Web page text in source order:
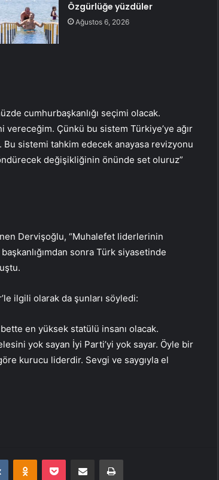
Özgürlüğe yüzdüler
Ağustos 6, 2026
cumhurbaşkanlığı seçimi olacak.
Çünkü bu sistem Türkiye’ye ağır
sistemi tahkim edecek anayasa revizyonu
değişikliğinin önünde set oluruz”
Dervişoğlu, “Muhalefet liderlerinin
sonra Türk siyasetinde
ilgili olarak da şunları söyledi:
en yüksek statülü insanı olacak.
yok sayan İyi Parti’yi yok sayar. Öyle bir
kurucu liderdir. Sevgi ve saygıyla el
VKontakteOdnoklassniki
Pocket E-Posta ile paylaş Yazdır